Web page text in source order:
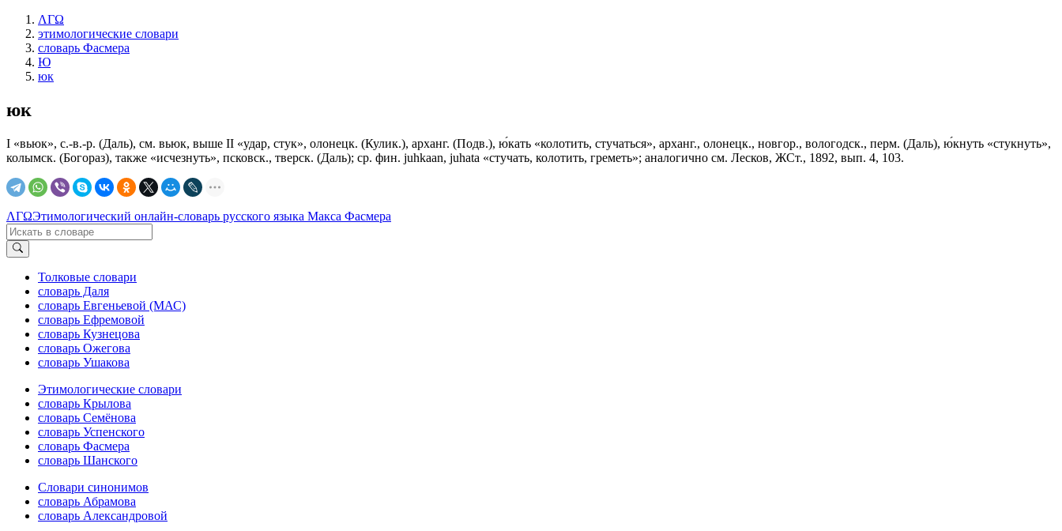
ΛΓΩ
этимологические словари
словарь Фасмера
Ю
юк
юк
I «вьюк», с.-в.-р. (Даль), см. вьюк, выше II «удар, стук», олонецк. (Кулик.), арханг. (Подв.), ю́кать «колотить, стучаться», арханг., олонецк., новгор., вологодск., перм. (Даль), ю́кнуть «стукнуть»,
колымск. (Богораз), также «исчезнуть», псковск., тверск. (Даль); ср. фин. juhkaan, juhata «стучать, колотить, греметь»; аналогично см. Лесков, ЖСт., 1892, вып. 4, 103.
ΛΓΩЭтимологический онлайн-словарь русского языка Макса Фасмера
Толковые словари
словарь Даля
словарь Евгеньевой (МАС)
словарь Ефремовой
словарь Кузнецова
словарь Ожегова
словарь Ушакова
Этимологические словари
словарь Крылова
словарь Семёнова
словарь Успенского
словарь Фасмера
словарь Шанского
Словари синонимов
словарь Абрамова
словарь Александровой